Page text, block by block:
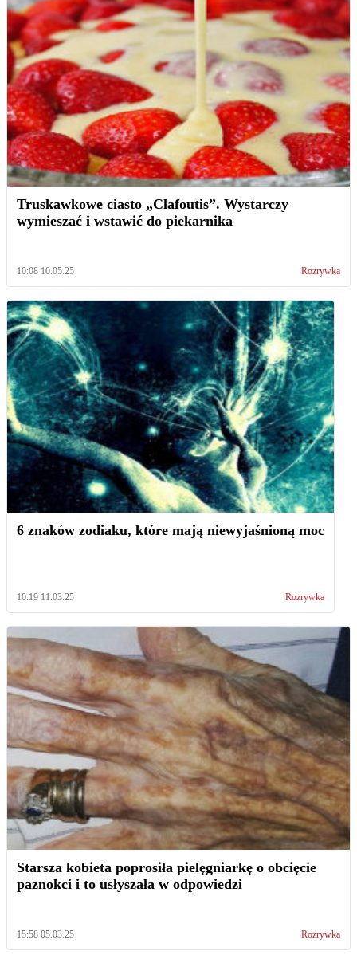
Truskawkowe ciasto „Clafoutis”. Wystarczy
wymieszać i wstawić do piekarnika
10:08 10.05.25 Rozrywka
6 znaków zodiaku, które mają niewyjaśnioną moc
10:19 11.03.25 Rozrywka
Starsza kobieta poprosiła pielęgniarkę o obcięcie
paznokci i to usłyszała w odpowiedzi
15:58 05.03.25 Rozrywka